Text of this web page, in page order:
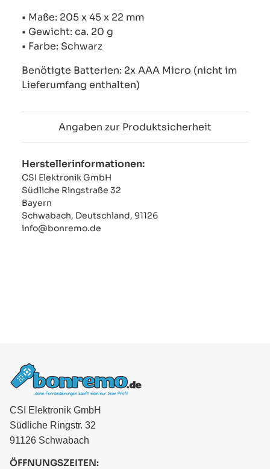
• Maße: 205 x 45 x 22 mm
• Gewicht: ca. 20 g
• Farbe: Schwarz
Benötigte Batterien: 2x AAA Micro (nicht im
Lieferumfang enthalten)
Angaben zur Produktsicherheit
Herstellerinformationen:
CSI Elektronik GmbH
Südliche Ringstraße 32
Bayern
Schwabach, Deutschland, 91126
info@bonremo.de
CSI Elektronik GmbH
Südliche Ringstr. 32
91126 Schwabach
ÖFFNUNGSZEITEN: